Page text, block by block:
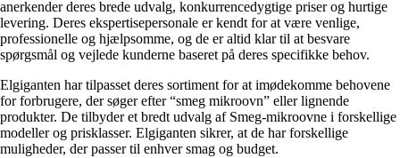
anerkender deres brede udvalg, konkurrencedygtige priser og hurtige
levering. Deres ekspertisepersonale er kendt for at være venlige,
professionelle og hjælpsomme, og de er altid klar til at besvare
spørgsmål og vejlede kunderne baseret på deres specifikke behov.
Elgiganten har tilpasset deres sortiment for at imødekomme behovene
for forbrugere, der søger efter “smeg mikroovn” eller lignende
produkter. De tilbyder et bredt udvalg af Smeg-mikroovne i forskellige
modeller og prisklasser. Elgiganten sikrer, at de har forskellige
muligheder, der passer til enhver smag og budget.